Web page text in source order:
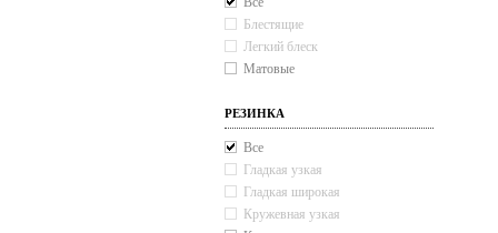
Хлопок
Шерсть
Блестящие
Легкий блеск
Матовые
РЕЗИНКА
Все
Гладкая узкая
Гладкая широкая
Кружевная узкая